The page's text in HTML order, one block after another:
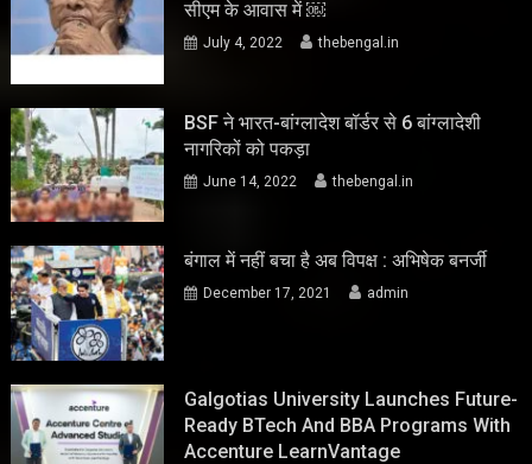
सीएम के आवास में ￼
July 4, 2022 thebengal.in
BSF ने भारत-बांग्लादेश बॉर्डर से 6 बांग्लादेशी
नागरिकों को पकड़ा
June 14, 2022 thebengal.in
बंगाल में नहीं बचा है अब विपक्ष : अभिषेक बनर्जी
December 17, 2021 admin
Galgotias University Launches Future-
Ready BTech And BBA Programs With
Accenture LearnVantage